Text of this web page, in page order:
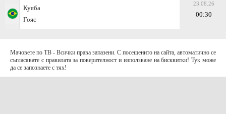
Куяба
Гояс
23.08.26
00:30
Мачовете по ТВ - Всички права запазени. С посещенито на сайта, автоматично се
съгласявате с правилата за поверителност и използване на бисквитки! Тук може
да се запознаете с тях!